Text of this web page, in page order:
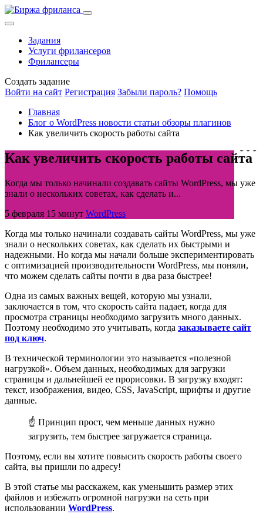
Задания
Услуги фрилансеров
Фрилансеры
Создать задание
Войти на сайт Регистрация Забыли пароль? Помощь
Главная
Блог о WordPress новости статьи обзоры плагинов
Как увеличить скорость работы сайта
Как увеличить скорость работы сайта
Когда мы только начинали создавать сайты WordPress, мы уже
знали о нескольких советах, как сделать и...
5 февраля 15 минут WordPress
Когда мы только начинали создавать сайты WordPress, мы уже
знали о нескольких советах, как сделать их быстрыми и
надежными. Но когда мы начали больше экспериментировать
с оптимизацией производительности WordPress, мы поняли,
что можем сделать сайты почти в два раза быстрее!
Одна из самых важных вещей, которую мы узнали,
заключается в том, что скорость сайта падает, когда для
просмотра страницы необходимо загрузить много данных.
Поэтому необходимо это учитывать, когда заказываете сайт
под ключ.
В технической терминологии это называется «полезной
нагрузкой». Объем данных, необходимых для загрузки
страницы и дальнейшей ее прорисовки. В загрузку входят:
текст, изображения, видео, CSS, JavaScript, шрифты и другие
данные.
☝ Принцип прост, чем меньше данных нужно
загрузить, тем быстрее загружается страница.
Поэтому, если вы хотите повысить скорость работы своего
сайта, вы пришли по адресу!
В этой статье мы расскажем, как уменьшить размер этих
файлов и избежать огромной нагрузки на сеть при
использовании WordPress.